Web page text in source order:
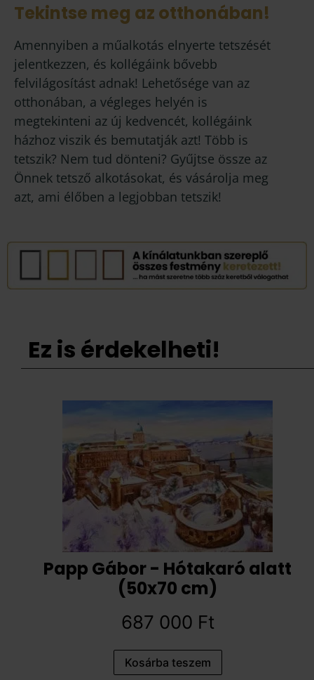
Tekintse meg az otthonában!
Amennyiben a műalkotás elnyerte tetszését
jelentkezzen, és kollégáink bővebb
felvilágosítást adnak! Lehetősége van az
otthonában, a végleges helyén is
megtekinteni az új kedvencét, kollégáink
házhoz viszik és bemutatják azt! Több is
tetszik? Nem tud dönteni? Gyűjtse össze az
Önnek tetsző alkotásokat, és vásárolja meg
azt, ami élőben a legjobban tetszik!
Ez is érdekelheti!
Papp Gábor - Hótakaró alatt
(50x70 cm)
687 000 Ft
Kosárba teszem